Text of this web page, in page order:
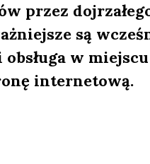
przez
są
w
internetową.